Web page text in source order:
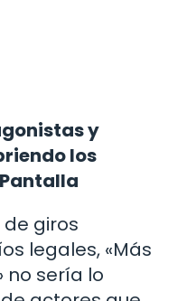
y
los
giros
legales, «Más
no sería lo